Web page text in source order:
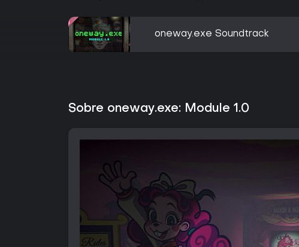
oneway.exe Soundtrack
Sobre oneway.exe: Module 1.0